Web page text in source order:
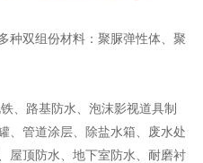
双组份材料：聚脲弹性体、聚
路基防水、泡沫影视道具制
、管道涂层、除盐水箱、废水处
屋顶防水、地下室防水、耐磨衬